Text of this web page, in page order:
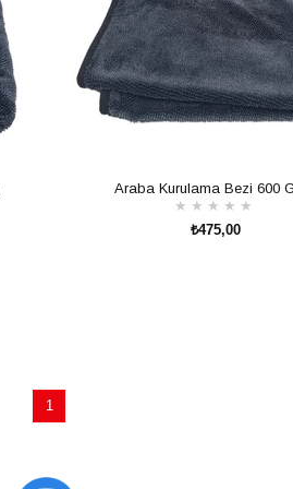
Araba Kurulama Bezi 600
★ ★ ★ ★ ★
₺475,00
1